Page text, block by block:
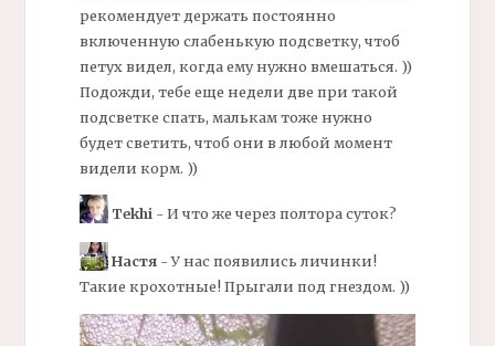
рекомендует держать постоянно
включенную слабенькую подсветку, чтоб
петух видел, когда ему нужно вмешаться. ))
Подожди, тебе еще недели две при такой
подсветке спать, малькам тоже нужно
будет светить, чтоб они в любой момент
видели корм. ))
Tekhi- И что же через полтора суток?
Настя- У нас появились личинки!
Такие крохотные! Прыгали под гнездом. ))